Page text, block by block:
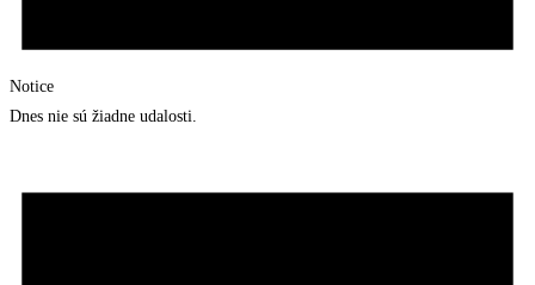
Notice
Dnes nie sú žiadne udalosti.